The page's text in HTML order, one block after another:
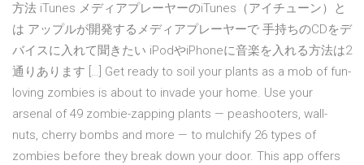
方法 iTunes メディアプレーヤーのiTunes（アイチューン）と
は アップルが開発するメディアプレーヤーで 手持ちのCDをデ
バイスに入れて聞きたい iPodやiPhoneに音楽を入れる方法は2
通りあります […] Get ready to soil your plants as a mob of fun-
loving zombies is about to invade your home. Use your
arsenal of 49 zombie-zapping plants — peashooters, wall-
nuts, cherry bombs and more — to mulchify 26 types of
zombies before they break down your door. This app offers